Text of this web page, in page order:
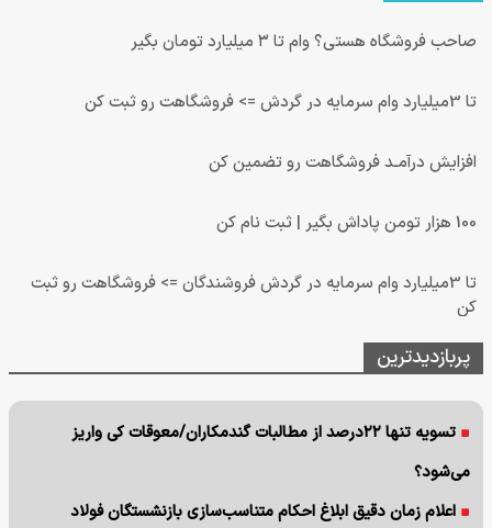
صاحب فروشگاه هستی؟ وام تا ۳ میلیارد تومان بگیر
تا 3میلیارد وام سرمایه در گردش => فروشگاهت رو ثبت کن
افزایش درآمـد فروشگاهت رو تضمین کن
100 هزار تومن پاداش بگیر | ثبت نام کن
تا 3میلیارد وام سرمایه در گردش فروشندگان => فروشگاهت رو ثبت
کن
پربازدیدترین
تسویه تنها ۲۲درصد از مطالبات گندمکاران/معوقات کی واریز
می‌شود؟
اعلام زمان دقیق ابلاغ احکام متناسب‌سازی بازنشستگان فولاد